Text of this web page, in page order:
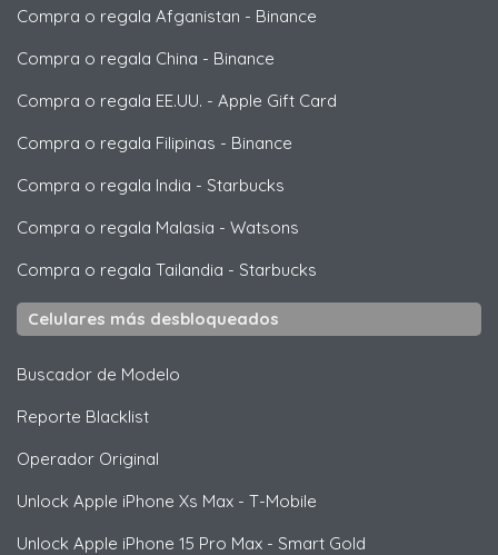
Compra o regala Afganistan - Binance
Compra o regala China - Binance
Compra o regala EE.UU. - Apple Gift Card
Compra o regala Filipinas - Binance
Compra o regala India - Starbucks
Compra o regala Malasia - Watsons
Compra o regala Tailandia - Starbucks
Celulares más desbloqueados
Buscador de Modelo
Reporte Blacklist
Operador Original
Unlock Apple iPhone Xs Max - T-Mobile
Unlock Apple iPhone 15 Pro Max - Smart Gold